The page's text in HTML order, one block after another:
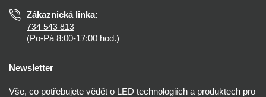
Zákaznická linka:
734 543 813
(Po-Pá 8:00-17:00 hod.)
Newsletter
Vše, co potřebujete vědět o LED technologiích a produktech pro